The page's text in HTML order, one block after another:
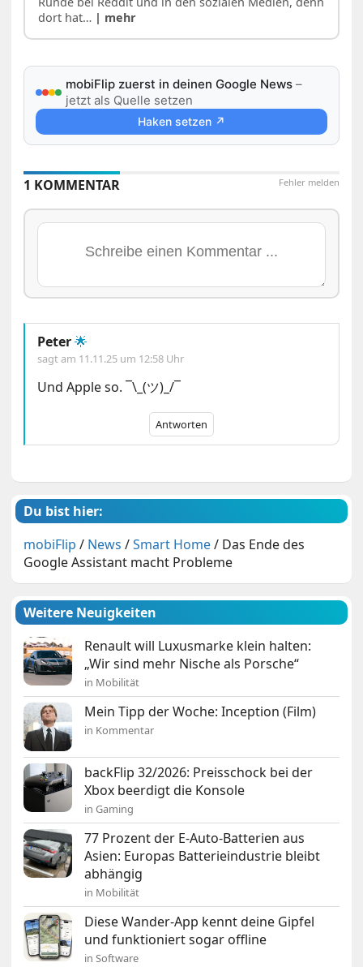
dort hat… | mehr
mobiFlip zuerst in deinen Google News –
jetzt als Quelle setzen
Haken setzen ↗
Fehler melden
1 KOMMENTAR
Peter🌟
sagt am 11.11.25 um 12:58 Uhr
Und Apple so. ¯\_(ツ)_/¯
Antworten
Du bist hier:
mobiFlip / News /Smart Home/ Das Ende des
Google Assistant macht Probleme
Weitere Neuigkeiten
Renault will Luxusmarke klein halten:
„Wir sind mehr Nische als Porsche“
in Mobilität
Mein Tipp der Woche: Inception (Film)
in Kommentar
backFlip 32/2026: Preisschock bei der
Xbox beerdigt die Konsole
in Gaming
77 Prozent der E-Auto-Batterien aus
Asien: Europas Batterieindustrie bleibt
abhängig
in Mobilität
Diese Wander-App kennt deine Gipfel
und funktioniert sogar offline
in Software